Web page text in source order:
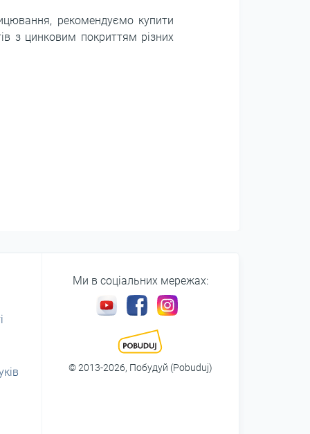
рекомендуємо купити
з цинковим покриттям різних
Ми в соціальних мережах:
© 2013-2026, Побудуй (Pobuduj)